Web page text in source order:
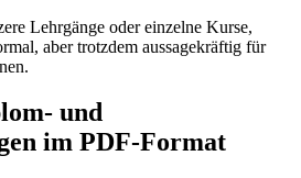
Lehrgänge oder einzelne Kurse,
aber trotzdem aussagekräftig für
und
im PDF-Format